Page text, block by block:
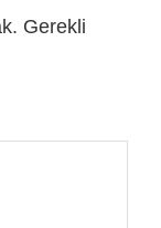
Gerekli